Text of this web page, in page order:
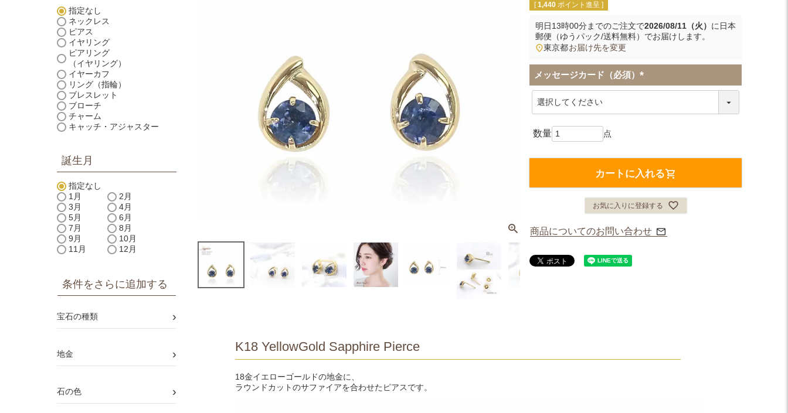
指定なし
ネックレス
ピアス
イヤリング
ピアリング
（イヤリング）
イヤーカフ
リング（指輪）
ブレスレット
ブローチ
チャーム
キャッチ・アジャスター
誕生月
指定なし
1月
2月
3月
4月
5月
6月
7月
8月
9月
10月
11月
12月
条件をさらに追加する
宝石の種類 ›
地金 ›
石の色 ›
[ 1,440 ポイント進呈 ]
明日13時00分までのご注文で2026/08/11（火） に 日本
郵便（ゆうパック/送料無料） でお届けします。
東京都お届け先を変更
メッセージカード（必須）
(
カートに入れる
お気に入りに登録する
商品についてのお問い合わせ
K18 YellowGold Sapphire Pierce
18金イエローゴールドの地金に、
ラウンドカットのサファイアを合わせたピアスです。